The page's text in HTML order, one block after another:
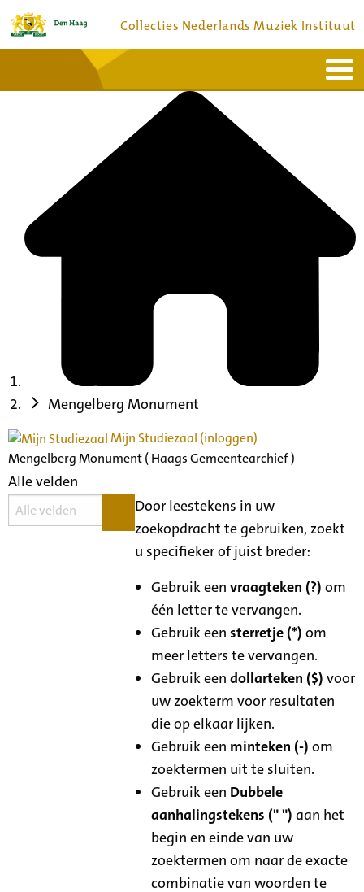
Collecties Nederlands Muziek Instituut
Bronnen en collecties
Mengelberg Monument
Mijn Studiezaal (inloggen)
Mengelberg Monument ( Haags Gemeentearchief )
Alle velden
Door leestekens in uw
zoekopdracht te gebruiken, zoekt
u specifieker of juist breder:
Gebruik eenvraagteken (?) om
één letter te vervangen.
Gebruik eensterretje (*) om
meer letters te vervangen.
Gebruik eendollarteken ($) voor
uw zoekterm voor resultaten
die op elkaar lijken.
Gebruik een minteken (-) om
zoektermen uit te sluiten.
Gebruik een Dubbele
aanhalingstekens (" ") aan het
begin en einde van uw
zoektermen om naar de exacte
combinatie van woorden te